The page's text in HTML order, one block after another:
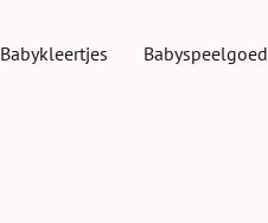
Babykleertjes Babyspeelgoed